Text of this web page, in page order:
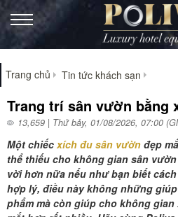
Trang chủ Tin tức khách sạn
Trang trí sân vườn bằng
13,659 | Thứ bảy, 01/08/2026, 07:00
Một chiếc xích đu sân vườn đẹp
thể thiếu cho không gian sân
vời hơn nữa nếu như bạn biết
hợp lý, điều này không những
phẩm mà còn giúp cho không